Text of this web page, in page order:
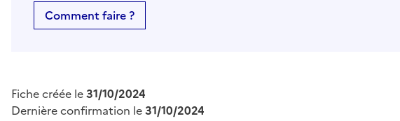
Comment faire ?
Fiche créée le31/10/2024
Dernière confirmation le31/10/2024